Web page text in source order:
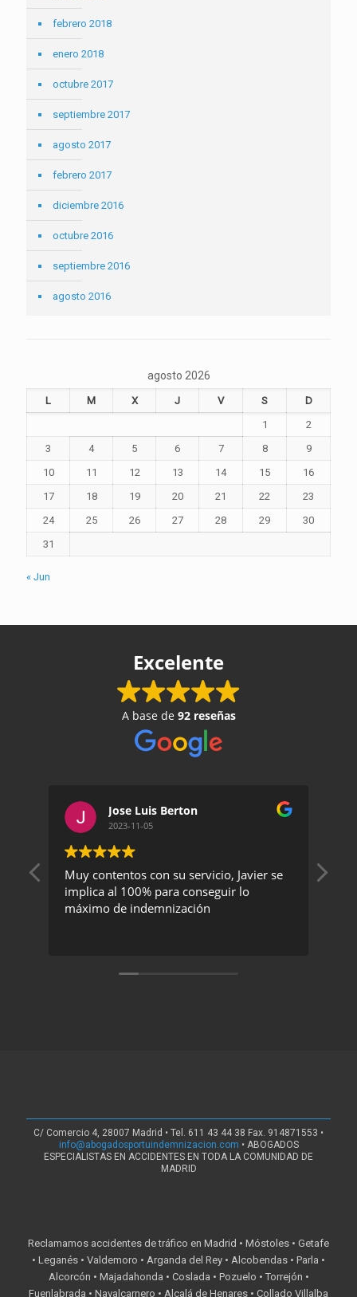
febrero 2018
enero 2018
octubre 2017
septiembre 2017
agosto 2017
febrero 2017
diciembre 2016
octubre 2016
septiembre 2016
agosto 2016
agosto 2026
L M X J V S
D
1
2
3
4 5 6 7 8
9
10
11 12 13 14 15
16
17
18 19 20 21 22
23
24
25 26 27 28 29
30
31
« Jun
Excelente
A base de 92 reseñas
Jose Luis Berton
2023-11-05
Muy contentos con su servicio, Javier se
implica al 100% para conseguir lo
máximo de indemnización
C/ Comercio 4, 28007 Madrid • Tel. 611 43 44 38 Fax. 914871553 •
info@abogadosportuindemnizacion.com • ABOGADOS
ESPECIALISTAS EN ACCIDENTES EN TODA LA COMUNIDAD DE
MADRID
Reclamamos accidentes de tráfico en Madrid • Móstoles • Getafe
• Leganés • Valdemoro • Arganda del Rey • Alcobendas • Parla •
Alcorcón • Majadahonda • Coslada • Pozuelo • Torrejón •
Fuenlabrada • Navalcarnero • Alcalá de Henares • Collado Villalba